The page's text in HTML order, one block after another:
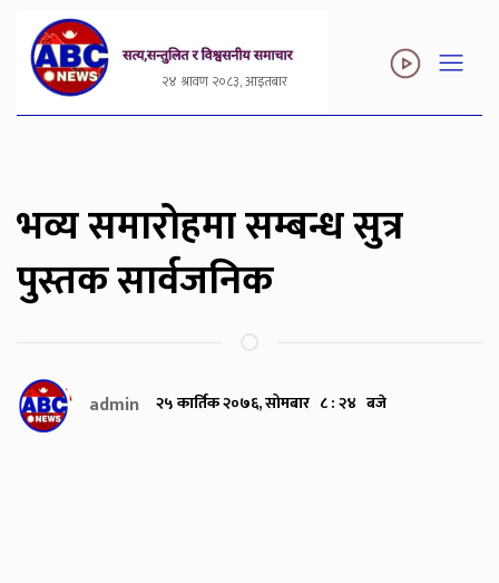
२४ श्रावण २०८३, आइतबार
भव्य समारोहमा सम्बन्ध सुत्र
पुस्तक सार्वजनिक
admin २५ कार्तिक २०७६, सोमबार ८ : २४ बजे